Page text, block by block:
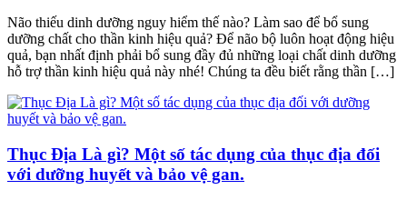
Não thiếu dinh dưỡng nguy hiểm thế nào? Làm sao để bổ sung
dưỡng chất cho thần kinh hiệu quả? Để não bộ luôn hoạt động hiệu
quả, bạn nhất định phải bổ sung đầy đủ những loại chất dinh dưỡng
hỗ trợ thần kinh hiệu quả này nhé! Chúng ta đều biết rằng thần […]
Thục Địa Là gì? Một số tác dụng của thục địa đối
với dưỡng huyết và bảo vệ gan.